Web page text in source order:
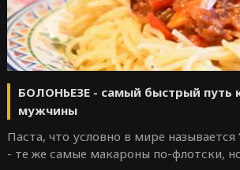
БОЛОНЬЕЗЕ - самый быстрый путь
мужчины
Паста, что условно в мире называется
- те же самые макароны по-флотски, но